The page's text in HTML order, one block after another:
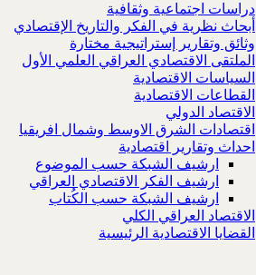
دراسات اجتماعية وثقافية
أبحاث نظرية في الفكر والتاريخ الإقتصادي
وثائق وتقارير إستراتيجية مختارة
الملتقى الاقتصادي العراقي العلمي الأول
السياسات الاقتصادية
القطاعات الاقتصادية
الاقتصاد الدولي
اقتصادات الشرق الاوسط وشمال افريقيا
احداث وتقارير اقتصادية
ارشيف الشبكة حسب الموضوع
ارشيف الفكر الاقتصادي العراقي
ارشيف الشبكة حسب الكُتاب
الاقتصاد العراقي الكلي
القضايا الاقتصادية الرئيسية